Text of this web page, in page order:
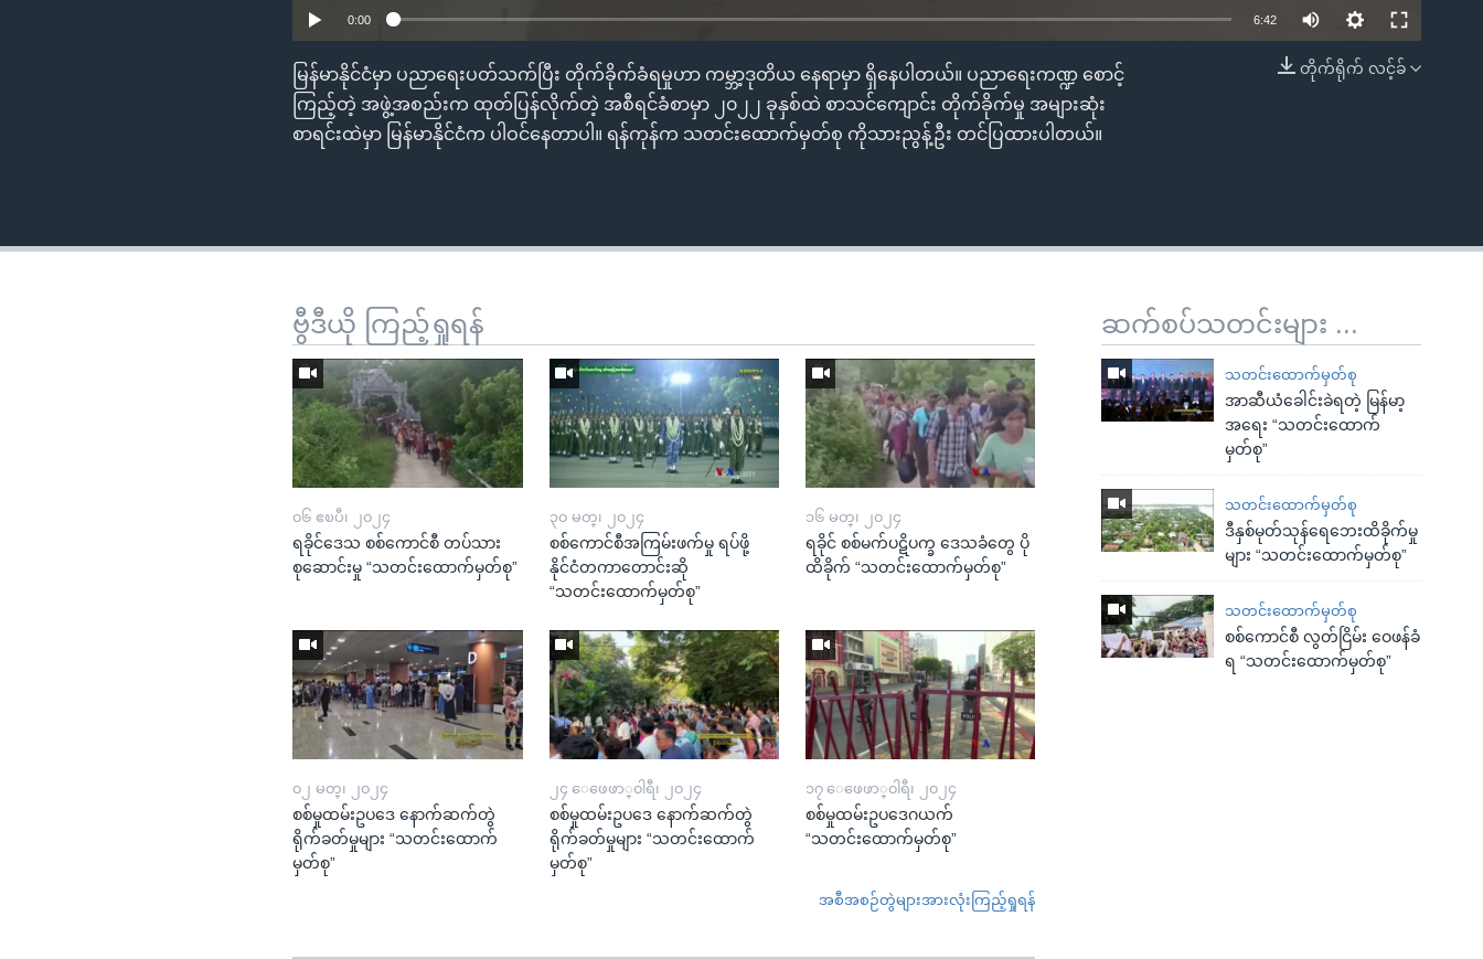
EMBED
0:00 6:42
တိုက်ရိုက် လင့်ခ်
မြန်မာနိုင်ငံမှာ ပညာရေးပတ်သက်ပြီး တိုက်ခိုက်ခံရမှုဟာ ကမ္ဘာ့ဒုတိယ နေရာမှာ ရှိနေပါတယ်။ ပညာရေးကဏ္ဍ စောင့်
ကြည့်တဲ့ အဖွဲ့အစည်းက ထုတ်ပြန်လိုက်တဲ့ အစီရင်ခံစာမှာ ၂၀၂၂ ခုနှစ်ထဲ စာသင်ကျောင်း တိုက်ခိုက်မှု အများဆုံး
စာရင်းထဲမှာ မြန်မာနိုင်ငံက ပါဝင်နေတာပါ။ ရန်ကုန်က သတင်းထောက်မှတ်စု ကိုသားညွန့်ဦး တင်ပြထားပါတယ်။
ဆက်စပ်သတင်းများ ...
သတင်းထောက်မှတ်စု
အာဆီယံခေါင်းခဲရတဲ့ မြန်မာ့
အရေး “သတင်းထောက်
မှတ်စု”
သတင်းထောက်မှတ်စု
ဒီနှစ်မုတ်သုန်ရေဘေးထိခိုက်မှု
များ “သတင်းထောက်မှတ်စု”
သတင်းထောက်မှတ်စု
စစ်ကောင်စီ လွတ်ငြိမ်း ဝေဖန်ခံ
ရ “သတင်းထောက်မှတ်စု”
ဗွီဒီယို ကြည့်ရှုရန်
၀၆ ဧၿပီ၊ ၂၀၂၄
ရခိုင်ဒေသ စစ်ကောင်စီ တပ်သား
စုဆောင်းမှု “သတင်းထောက်မှတ်စု”
၃၀ မတ္၊ ၂၀၂၄
စစ်ကောင်စီအကြမ်းဖက်မှု ရပ်ဖို့
နိုင်ငံတကာတောင်းဆို
“သတင်းထောက်မှတ်စု”
၁၆ မတ္၊ ၂၀၂၄
ရခိုင် စစ်မက်ပဋိပက္ခ ဒေသခံတွေ ပို
ထိခိုက် “သတင်းထောက်မှတ်စု”
၀၂ မတ္၊ ၂၀၂၄
စစ်မှုထမ်းဥပဒေ နောက်ဆက်တွဲ
ရိုက်ခတ်မှုများ “သတင်းထောက်
မှတ်စု”
၂၄ ေဖေဖာ္၀ါရီ၊ ၂၀၂၄
စစ်မှုထမ်းဥပဒေ နောက်ဆက်တွဲ
ရိုက်ခတ်မှုများ “သတင်းထောက်
မှတ်စု”
၁၇ ေဖေဖာ္၀ါရီ၊ ၂၀၂၄
စစ်မှုထမ်းဥပဒေဂယက်
“သတင်းထောက်မှတ်စု”
အစီအစဉ်တွဲများအားလုံးကြည့်ရှုရန်